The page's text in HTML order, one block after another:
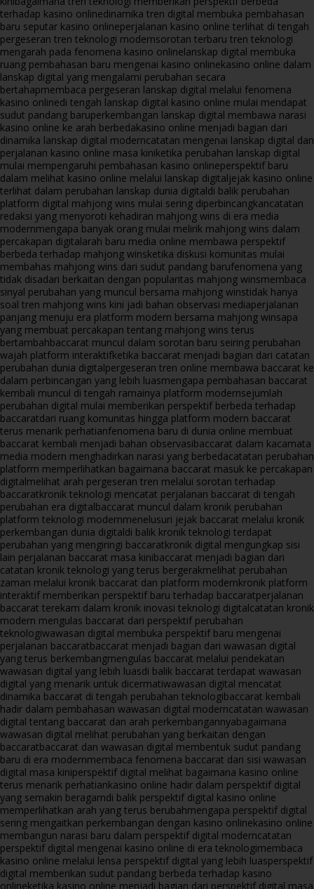
terhadap kasino onlinedinamika tren digital membuka pembahasan
baru seputar kasino onlineperjalanan kasino online terlihat di tengah
pergeseran tren teknologi modernsorotan terbaru tren teknologi
mengarah pada fenomena kasino onlinelanskap digital membuka
ruang pembahasan baru mengenai kasino onlinekasino online dalam
lanskap digital yang mengalami perubahan secara
bertahapmembaca pergeseran lanskap digital melalui fenomena
kasino onlinedi tengah lanskap digital kasino online mulai mendapat
sudut pandang baruperkembangan lanskap digital membawa narasi
kasino online ke arah berbedakasino online menjadi bagian dari
dinamika lanskap digital moderncatatan mengenai lanskap digital dan
perjalanan kasino online masa kiniketika perubahan lanskap digital
mulai mempengaruhi pembahasan kasino onlineperspektif baru
dalam melihat kasino online melalui lanskap digitaljejak kasino online
terlihat dalam perubahan lanskap dunia digitaldi balik perubahan
platform digital mahjong wins mulai sering diperbincangkancatatan
redaksi yang menyoroti kehadiran mahjong wins di era media
modernmengapa banyak orang mulai melirik mahjong wins dalam
percakapan digitalarah baru media online membawa perspektif
berbeda terhadap mahjong winsketika diskusi komunitas mulai
membahas mahjong wins dari sudut pandang barufenomena yang
tidak disadari berkaitan dengan popularitas mahjong winsmembaca
sinyal perubahan yang muncul bersama mahjong winstidak hanya
soal tren mahjong wins kini jadi bahan observasi mediaperjalanan
panjang menuju era platform modern bersama mahjong winsapa
yang membuat percakapan tentang mahjong wins terus
bertambahbaccarat muncul dalam sorotan baru seiring perubahan
wajah platform interaktifketika baccarat menjadi bagian dari catatan
perubahan dunia digitalpergeseran tren online membawa baccarat ke
dalam perbincangan yang lebih luasmengapa pembahasan baccarat
kembali muncul di tengah ramainya platform modernsejumlah
perubahan digital mulai memberikan perspektif berbeda terhadap
baccaratdari ruang komunitas hingga platform modern baccarat
terus menarik perhatianfenomena baru di dunia online membuat
baccarat kembali menjadi bahan observasibaccarat dalam kacamata
media modern menghadirkan narasi yang berbedacatatan perubahan
platform memperlihatkan bagaimana baccarat masuk ke percakapan
digitalmelihat arah pergeseran tren melalui sorotan terhadap
baccaratkronik teknologi mencatat perjalanan baccarat di tengah
perubahan era digitalbaccarat muncul dalam kronik perubahan
platform teknologi modernmenelusuri jejak baccarat melalui kronik
perkembangan dunia digitaldi balik kronik teknologi terdapat
perubahan yang mengiringi baccaratkronik digital mengungkap sisi
lain perjalanan baccarat masa kinibaccarat menjadi bagian dari
catatan kronik teknologi yang terus bergerakmelihat perubahan
zaman melalui kronik baccarat dan platform modernkronik platform
interaktif memberikan perspektif baru terhadap baccaratperjalanan
baccarat terekam dalam kronik inovasi teknologi digitalcatatan kronik
modern mengulas baccarat dari perspektif perubahan
teknologiwawasan digital membuka perspektif baru mengenai
perjalanan baccaratbaccarat menjadi bagian dari wawasan digital
yang terus berkembangmengulas baccarat melalui pendekatan
wawasan digital yang lebih luasdi balik baccarat terdapat wawasan
digital yang menarik untuk dicermatiwawasan digital mencatat
dinamika baccarat di tengah perubahan teknologibaccarat kembali
hadir dalam pembahasan wawasan digital moderncatatan wawasan
digital tentang baccarat dan arah perkembangannyabagaimana
wawasan digital melihat perubahan yang berkaitan dengan
baccaratbaccarat dan wawasan digital membentuk sudut pandang
baru di era modernmembaca fenomena baccarat dari sisi wawasan
digital masa kiniperspektif digital melihat bagaimana kasino online
terus menarik perhatiankasino online hadir dalam perspektif digital
yang semakin beragamdi balik perspektif digital kasino online
memperlihatkan arah yang terus berubahmengapa perspektif digital
sering mengaitkan perkembangan dengan kasino onlinekasino online
membangun narasi baru dalam perspektif digital moderncatatan
perspektif digital mengenai kasino online di era teknologimembaca
kasino online melalui lensa perspektif digital yang lebih luasperspektif
digital memberikan sudut pandang berbeda terhadap kasino
onlineketika kasino online menjadi bagian dari perspektif digital masa